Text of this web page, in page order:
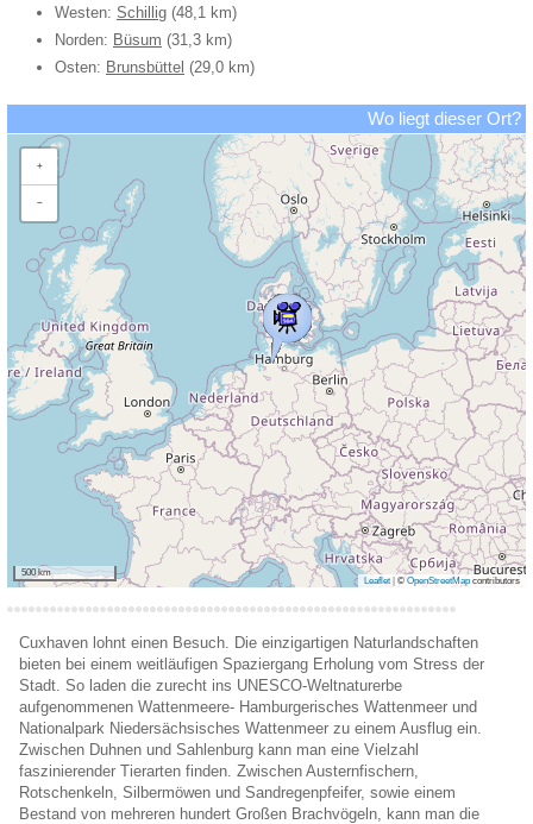
Westen: Schillig (48,1 km)
Norden: Büsum (31,3 km)
Osten: Brunsbüttel (29,0 km)
Wo liegt dieser Ort?
+
−
500 km
Leaflet © OpenStreetMap contributors
Cuxhaven lohnt einen Besuch. Die einzigartigen Naturlandschaften
bieten bei einem weitläufigen Spaziergang Erholung vom Stress der
Stadt. So laden die zurecht ins UNESCO-Weltnaturerbe
aufgenommenen Wattenmeere- Hamburgerisches Wattenmeer und
Nationalpark Niedersächsisches Wattenmeer zu einem Ausflug ein.
Zwischen Duhnen und Sahlenburg kann man eine Vielzahl
faszinierender Tierarten finden. Zwischen Austernfischern,
Rotschenkeln, Silbermöwen und Sandregenpfeifer, sowie einem
Bestand von mehreren hundert Großen Brachvögeln, kann man die